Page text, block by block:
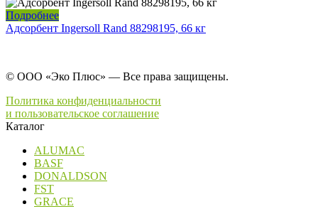
Подробнее
Адсорбент Ingersoll Rand 88298195, 66 кг
© ООО «Эко Плюс» — Все права защищены.
Политика конфиденциальности
и пользовательское соглашение
Каталог
ALUMAC
BASF
DONALDSON
FST
GRACE